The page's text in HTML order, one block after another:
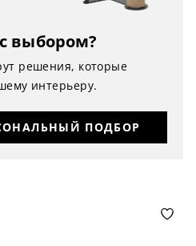
выбором?
решения, которые
интерьеру.
ПОДБОР